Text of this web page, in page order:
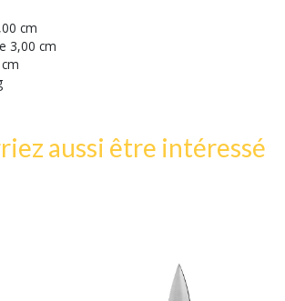
cm
3,00 cm
aussi être intéressé